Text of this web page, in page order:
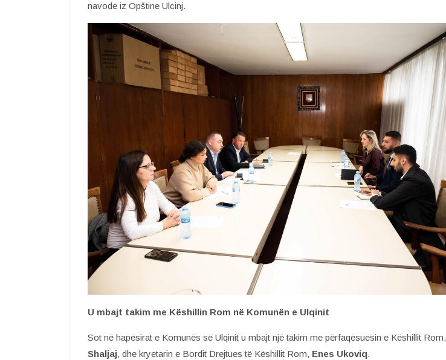
navode iz Opštine Ulcinj.
U mbajt takim me Këshillin Rom në Komunën e Ulqinit
Sot në hapësirat e Komunës së Ulqinit u mbajt një takim me përfaqësuesin e Këshillit Rom,
Shaljaj, dhe kryetarin e Bordit Drejtues të Këshillit Rom, Enes Ukoviq.